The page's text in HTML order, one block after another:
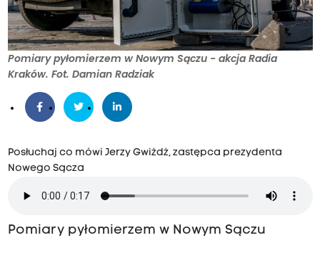
Pomiary pyłomierzem w Nowym Sączu - akcja Radia
Kraków. Fot. Damian Radziak
Posłuchaj co mówi Jerzy Gwiżdż, zastępca prezydenta
Nowego Sącza
Pomiary pyłomierzem w Nowym Sączu